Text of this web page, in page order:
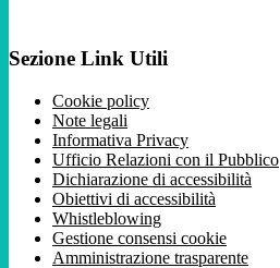
Sezione Link Utili
Cookie policy
Note legali
Informativa Privacy
Ufficio Relazioni con il Pubblico
Dichiarazione di accessibilità
Obiettivi di accessibilità
Whistleblowing
Gestione consensi cookie
Amministrazione trasparente